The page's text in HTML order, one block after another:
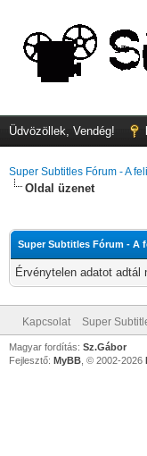
Üdvözöllek, Vendég!
Super Subtitles Fórum - A
Oldal üzenet
Super Subtitles Fórum - A
Érvénytelen adatot adtál
Kapcsolat Super
Magyar fordítás: Sz.Gábor
Fejlesztő: MyBB , © 2002-2026